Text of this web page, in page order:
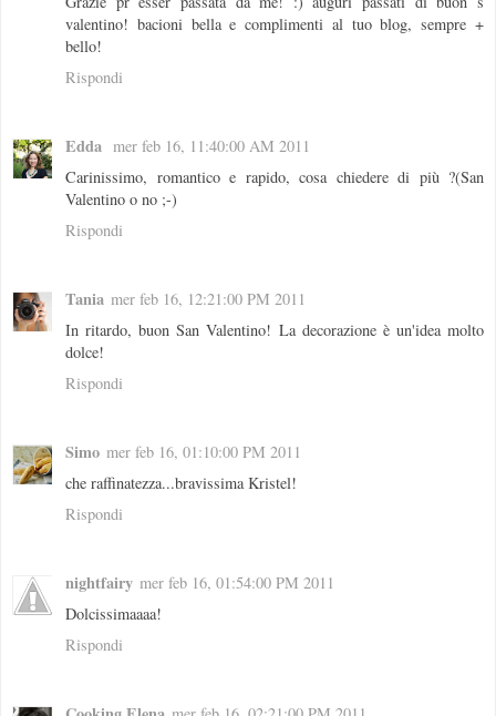
valentino! bacioni bella e complimenti al tuo blog, sempre +
bello!
Rispondi
Edda mer feb 16, 11:40:00 AM 2011
Carinissimo, romantico e rapido, cosa chiedere di più ?(San
Valentino o no ;-)
Rispondi
Tania mer feb 16, 12:21:00 PM 2011
In ritardo, buon San Valentino! La decorazione è un'idea molto
dolce!
Rispondi
Simo mer feb 16, 01:10:00 PM 2011
che raffinatezza...bravissima Kristel!
Rispondi
nightfairy mer feb 16, 01:54:00 PM 2011
Dolcissimaaaa!
Rispondi